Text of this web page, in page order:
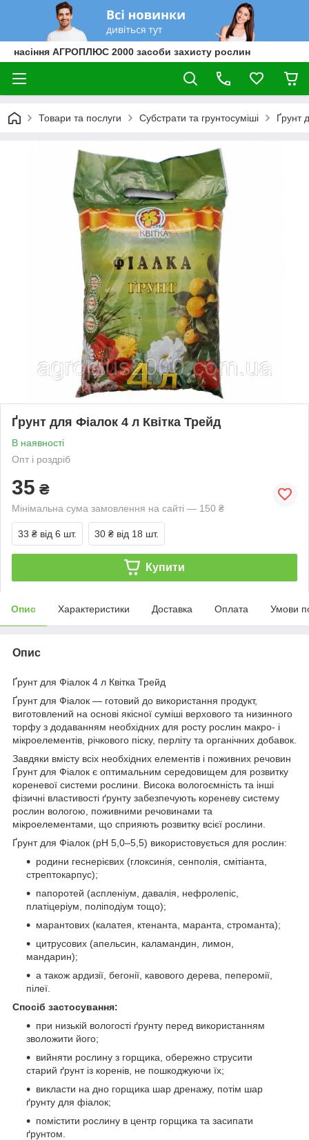
насіння АГРОПЛЮС 2000 засоби захисту рослин
Товари та послуги Cубстрати та грунтосуміші Ґрунт
Ґрунт для Фіалок 4 л Квітка Трейд
В наявності
Опт і роздріб
35 ₴
Мінімальна сума замовлення на сайті — 150 ₴
33 ₴ від 6 шт. 30 ₴ від 18 шт.
Купити
Опис Характеристики Доставка Оплата Умови
Опис
Ґрунт для Фіалок 4 л Квітка Трейд
Ґрунт для Фіалок — готовий до використання продукт,
виготовлений на основі якісної суміші верхового та низинного
торфу з додаванням необхідних для росту рослин макро- і
мікроелементів, річкового піску, перліту та органічних добавок.
Завдяки вмісту всіх необхідних елементів і поживних речовин
Ґрунт для Фіалок є оптимальним середовищем для розвитку
кореневої системи рослини. Висока вологоємність та інші
фізичні властивості ґрунту забезпечують кореневу систему
рослин вологою, поживними речовинами та
мікроелементами, що сприяють розвитку всієї рослини.
Ґрунт для Фіалок (рН 5,0–5,5) використовується для рослин:
родини геснерієвих (глоксинія, сенполія, смітіанта,
стрептокарпус);
папоротей (аспленіум, давалія, нефролепіс,
платіцеріум, поліподіум тощо);
марантових (калатея, ктенанта, маранта, строманта);
цитрусових (апельсин, каламандин, лимон,
мандарин);
а також ардизії, бегонії, кавового дерева, пеперомії,
пілеї.
Спосіб застосування:
при низькій вологості ґрунту перед використанням
зволожити його;
вийняти рослину з горщика, обережно струсити
старий ґрунт із коренів, не пошкоджуючи їх;
викласти на дно горщика шар дренажу, потім шар
ґрунту для фіалок;
помістити рослину в центр горщика та засипати
ґрунтом.